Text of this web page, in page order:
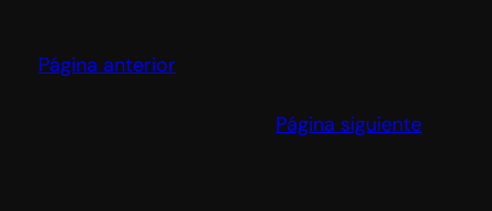
Página anterior
Página siguiente